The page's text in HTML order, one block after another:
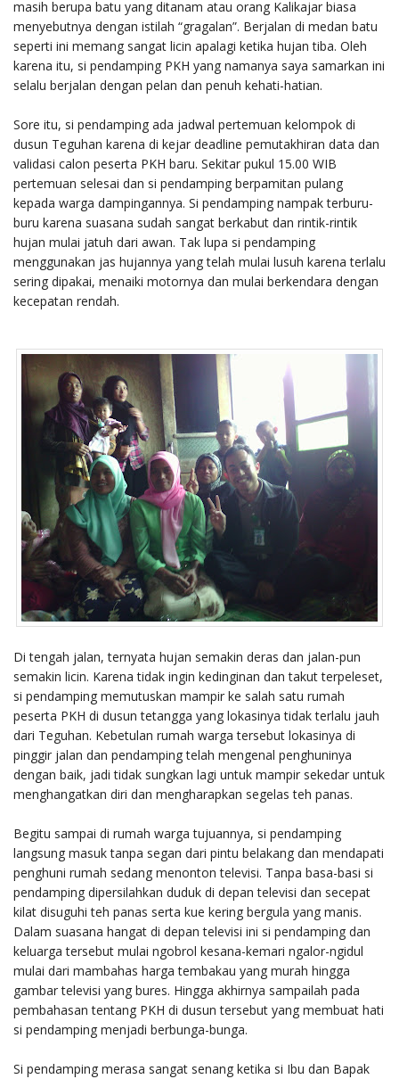
masih berupa batu yang ditanam atau orang Kalikajar biasa
menyebutnya dengan istilah “gragalan”. Berjalan di medan batu
seperti ini memang sangat licin apalagi ketika hujan tiba. Oleh
karena itu, si pendamping PKH yang namanya saya samarkan ini
selalu berjalan dengan pelan dan penuh kehati-hatian.
Sore itu, si pendamping ada jadwal pertemuan kelompok di
dusun Teguhan karena di kejar deadline pemutakhiran data dan
validasi calon peserta PKH baru. Sekitar pukul 15.00 WIB
pertemuan selesai dan si pendamping berpamitan pulang
kepada warga dampingannya. Si pendamping nampak terburu-
buru karena suasana sudah sangat berkabut dan rintik-rintik
hujan mulai jatuh dari awan. Tak lupa si pendamping
menggunakan jas hujannya yang telah mulai lusuh karena terlalu
sering dipakai, menaiki motornya dan mulai berkendara dengan
kecepatan rendah.
Di tengah jalan, ternyata hujan semakin deras dan jalan-pun
semakin licin. Karena tidak ingin kedinginan dan takut terpeleset,
si pendamping memutuskan mampir ke salah satu rumah
peserta PKH di dusun tetangga yang lokasinya tidak terlalu jauh
dari Teguhan. Kebetulan rumah warga tersebut lokasinya di
pinggir jalan dan pendamping telah mengenal penghuninya
dengan baik, jadi tidak sungkan lagi untuk mampir sekedar untuk
menghangatkan diri dan mengharapkan segelas teh panas.
Begitu sampai di rumah warga tujuannya, si pendamping
langsung masuk tanpa segan dari pintu belakang dan mendapati
penghuni rumah sedang menonton televisi. Tanpa basa-basi si
pendamping dipersilahkan duduk di depan televisi dan secepat
kilat disuguhi teh panas serta kue kering bergula yang manis.
Dalam suasana hangat di depan televisi ini si pendamping dan
keluarga tersebut mulai ngobrol kesana-kemari ngalor-ngidul
mulai dari mambahas harga tembakau yang murah hingga
gambar televisi yang bures. Hingga akhirnya sampailah pada
pembahasan tentang PKH di dusun tersebut yang membuat hati
si pendamping menjadi berbunga-bunga.
Si pendamping merasa sangat senang ketika si Ibu dan Bapak